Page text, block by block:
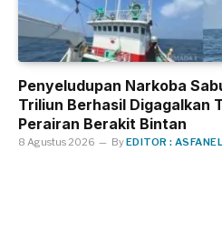
Penyeludupan Narkoba
Triliun Berhasil Digagalkan
Perairan Berakit Bintan
8 Agustus 2026 ByEDITOR : ASFANEL